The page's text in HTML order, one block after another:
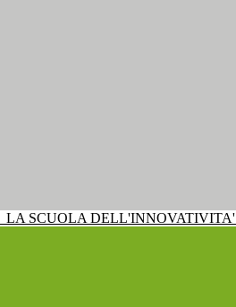
LA SCUOLA DELL'INNOVATIVITA'